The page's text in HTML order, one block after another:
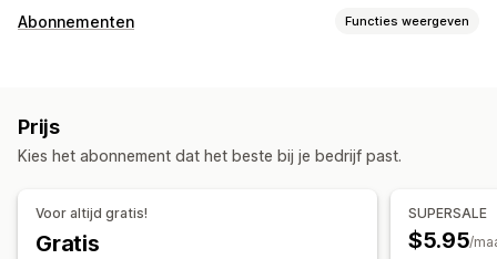
Soorten programma's
Beloningen die je kunt aanbieden
Kortingen
Verzendtarieven
Gratis verzending
Abonnementen Functies weergeven
Toegangsabonnementen
Abonnementsboxen Donaties Digitale producten
Prijs
Kies het abonnement dat het beste bij je bedrijf past.
Voor altijd gratis!
Gratis
SUPERSALE
$5.95/